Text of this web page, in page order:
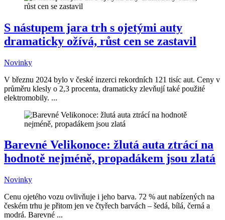
S nástupem jara trh s ojetými auty
dramaticky ožívá, růst cen se zastavil
Novinky
V březnu 2024 bylo v české inzerci rekordních 121 tisíc aut. Ceny v
průměru klesly o 2,3 procenta, dramaticky zlevňují také použité
elektromobily. ...
Barevné Velikonoce: žlutá auta ztrácí na
hodnotě nejméně, propadákem jsou zlatá
Novinky
Cenu ojetého vozu ovlivňuje i jeho barva. 72 % aut nabízených na
českém trhu je přitom jen ve čtyřech barvách – šedá, bílá, černá a
modrá. Barevné ...